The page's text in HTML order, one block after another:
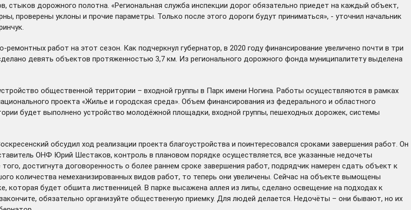
стыков дорожного полотна. «Региональная служба инспекции дорог обязательно приедет на каждый объект,
проверены уклоны и прочие параметры. Только после этого дороги будут приниматься», - уточнил начальник
работ на этот сезон. Как подчеркнул губернатор, в 2020 году финансирование увеличено почти в три
девять объектов протяженностью 3,7 км. Из регионального дорожного фонда муниципалитету выделена
общественной территории – входной группы в Парк имени Ногина. Работы осуществляются в рамках
проекта «Жилье и городская среда». Объем финансирования из федерального и областного
будет выполнено устройство молодёжной площадки, входной группы, пешеходных дорожек, системы
обсудил ход реализации проекта благоустройства и поинтересовался сроками завершения работ. Он
ОНФ Юрий Шестаков, контроль в плановом порядке осуществляется, все указанные недочеты
достигнута договоренность о более раннем сроке завершения работ, подрядчик намерен сдать объект к
количества немеханизированных видов работ, то теперь они увеличены. Сейчас на объекте вымощены
будет обшита лиственницей. В парке высажена аллея из липы, сделано освещение на подходах к
обязательно организуйте общественную приемку. Для людей делается. Недочёты – они бывают, но их